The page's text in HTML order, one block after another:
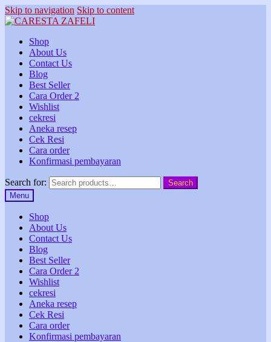
Skip to navigation Skip to content
Shop
About Us
Contact Us
Blog
Best Seller
Cara Order 2
Wishlist
cekresi
Aneka resep
Cek Resi
Cara order
Konfirmasi pembayaran
Search for:
Search
Menu
Shop
About Us
Contact Us
Blog
Best Seller
Cara Order 2
Wishlist
cekresi
Aneka resep
Cek Resi
Cara order
Konfirmasi pembayaran